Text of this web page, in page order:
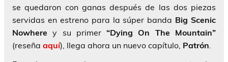
se quedaron con ganas después de las dos piezas
servidas en estreno para la súper banda Big Scenic
Nowhere y su primer“Dying On The Mountain”
(reseña aquí), llega ahora un nuevo capítulo, Patrón